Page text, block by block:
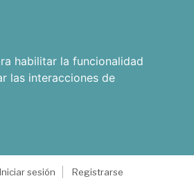
habilitar la funcionalidad
las interacciones de
Iniciar sesión
Registrarse